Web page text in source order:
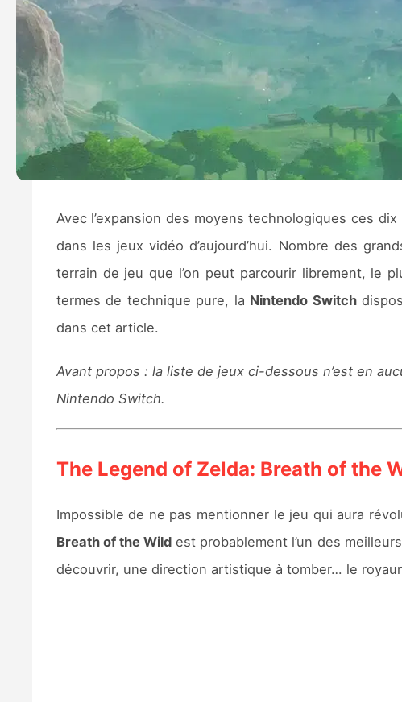
Avec l’expansion des moyens technologiques ces
dans les jeux vidéo d’aujourd’hui. Nombre des
terrain de jeu que l’on peut parcourir librement, le
termes de technique pure, la Nintendo Switch
dans cet article.
Avant propos : la liste de jeux ci-dessous n’est en
Nintendo Switch.
The Legend of Zelda: Breath of the
Impossible de ne pas mentionner le jeu qui aura
Breath of the Wild est probablement l’un des
découvrir, une direction artistique à tomber… le